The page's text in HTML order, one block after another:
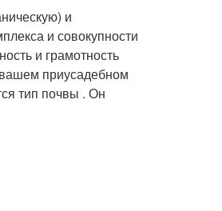
и
и совокупности
и грамотность
приусадебном
тип почвы . Он